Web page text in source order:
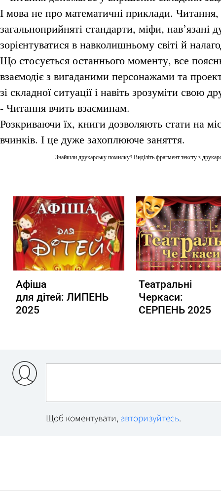
І мова не про математичні приклади. Читання,
загальноприйняті стандарти, міфи,
зорієнтуватися в навколишньому світі й
Що стосується останнього моменту, все
взаємодіє з вигаданими персонажами та
зі складної ситуації і навіть зрозуміти
- Читання вчить взаєминам.
Розкриваючи їх, книги дозволяють стати на
вчинків. І це дуже захоплююче заняття.
Знайшли друкарську помилку? Виділіть фрагмент тексту з
Афіша
для дітей: ЛИПЕНЬ
2025
Театральні
Черкаси:
СЕРПЕНЬ 2025
Щоб коментувати, авторизуйтесь.